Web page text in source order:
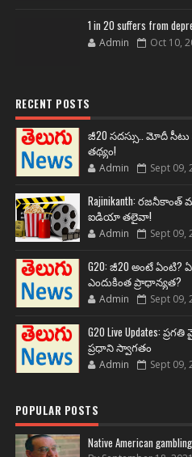
1 in 20 suffers from
Admin Oct 10,
RECENT POSTS
జీ20 సదస్సు.. మోదీ సీటు
తథ్యం!
Admin Sept 09,
Rajinikanth:
ఐడియా తలైవా!
Admin Sept 09,
G20: జీ20 అంటే ఏంటి?
ఎందుకింత ప్రాధాన్యత?
Admin Sept 09,
G20 Live Updates:
ప్రధాని స్వాగతం
Admin Sept 09,
POPULAR POSTS
Native American